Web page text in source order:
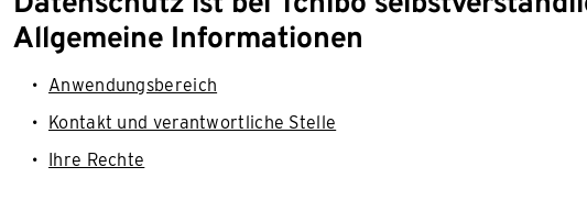
Allgemeine Informationen
Anwendungsbereich
Kontakt und verantwortliche Stelle
Ihre Rechte